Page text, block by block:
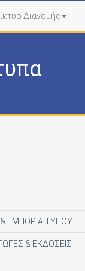
Διανομής
& ΕΜΠΟΡΙΑ ΤΥΠΟΥ
& ΕΚΔΟΣΕΙΣ